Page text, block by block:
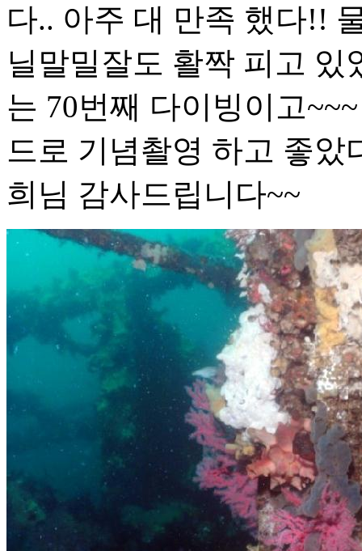
다.. 아주 대 만족 했다!!
닐말밀잘도 활짝 피고
는 70번째 다이빙이고
드로 기념촬영 하고 좋
희님 감사드립니다~~